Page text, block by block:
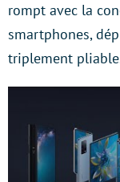
rompt avec la
smartphones,
triplement